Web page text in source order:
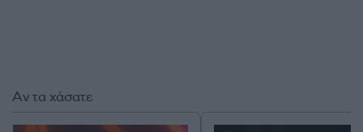
Αν τα χάσατε